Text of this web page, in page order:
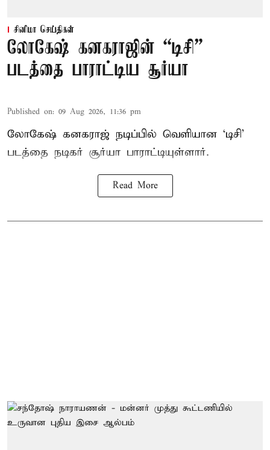
சினிமா செய்திகள்
லோகேஷ் கனகராஜின் “டிசி”
படத்தை பாராட்டிய சூர்யா
Published on: 09 Aug 2026, 11:36 pm
லோகேஷ் கனகராஜ் நடிப்பில் வெளியான ‘டிசி’
படத்தை நடிகர் சூர்யா பாராட்டியுள்ளார்.
Read More